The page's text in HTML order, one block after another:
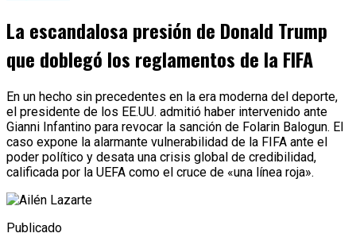
La escandalosa presión de Donald Trump
que doblegó los reglamentos de la FIFA
En un hecho sin precedentes en la era moderna del deporte,
el presidente de los EE.UU. admitió haber intervenido ante
Gianni Infantino para revocar la sanción de Folarin Balogun. El
caso expone la alarmante vulnerabilidad de la FIFA ante el
poder político y desata una crisis global de credibilidad,
calificada por la UEFA como el cruce de «una línea roja».
Publicado